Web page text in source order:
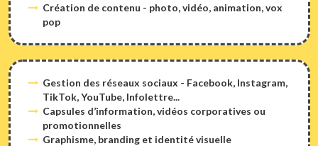
Création de contenu - photo, vidéo, animation, vox
pop
Gestion des réseaux sociaux - Facebook, Instagram,
TikTok, YouTube, Infolettre...
Capsules d’information, vidéos corporatives ou
promotionnelles
Graphisme, branding et identité visuelle